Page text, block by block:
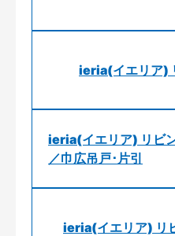
ieria(イエリア)
ieria(イエリア) リビ
／巾広吊戸･片引
ieria(イエリア) リ